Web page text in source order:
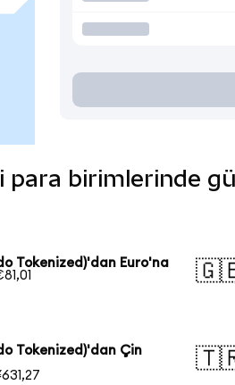
para birimlerinde
Tokenized)'dan Euro'na
Tokenized)'dan Çin